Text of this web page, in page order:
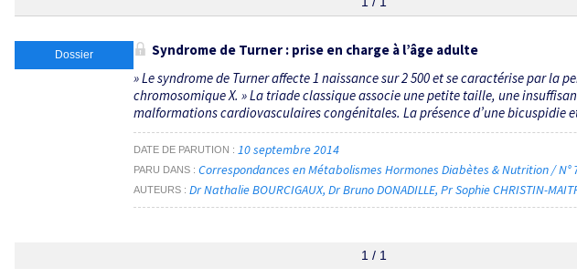
Dossier
Syndrome de Turner : prise en charge à l’âge adulte
» Le syndrome de Turner affecte 1 naissance sur 2 500 et se caractérise par la
chromosomique X. » La triade classique associe une petite taille, une
malformations cardiovasculaires congénitales. La présence d’une bicuspidie
DATE DE PARUTION 10 septembre 2014
PARU DANS Correspondances en Métabolismes Hormones Diabètes & Nutrition / N°
AUTEURS Dr Nathalie BOURCIGAUX Dr Bruno DONADILLE Pr Sophie CHRISTIN-
1 / 1